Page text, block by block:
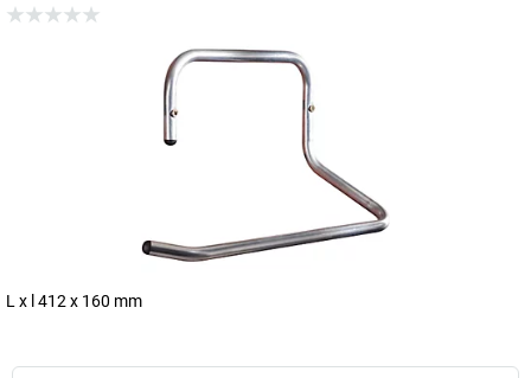
L x l 412 x 160 mm